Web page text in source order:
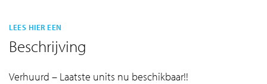
LEES HIER EEN
Beschrijving
Verhuurd – Laatste units nu beschikbaar!!